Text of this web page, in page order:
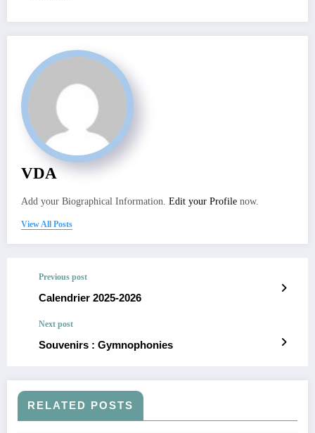
VDA
Add your Biographical Information. Edit your Profile now.
View All Posts
Previous post
Calendrier 2025-2026
Next post
Souvenirs : Gymnophonies
RELATED POSTS